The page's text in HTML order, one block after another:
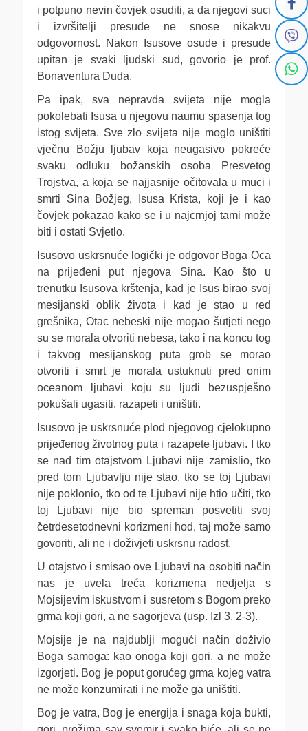
i potpuno nevin čovjek osuditi, a da njegovi suci
i izvršitelji presude ne snose nikakvu
odgovornost. Nakon Isusove osude i presude
upitan je svaki ljudski sud, govorio je prof.
Bonaventura Duda.
Pa ipak, sva nepravda svijeta nije mogla
pokolebati Isusa u njegovu naumu spasenja tog
istog svijeta. Sve zlo svijeta nije moglo uništiti
vječnu Božju ljubav koja neugasivo pokreće
svaku odluku božanskih osoba Presvetog
Trojstva, a koja se najjasnije očitovala u muci i
smrti Sina Božjeg, Isusa Krista, koji je i kao
čovjek pokazao kako se i u najcrnjoj tami može
biti i ostati Svjetlo.
Isusovo uskrsnuće logički je odgovor Boga Oca
na prijeđeni put njegova Sina. Kao što u
trenutku Isusova krštenja, kad je Isus birao svoj
mesijanski oblik života i kad je stao u red
grešnika, Otac nebeski nije mogao šutjeti nego
su se morala otvoriti nebesa, tako i na koncu tog
i takvog mesijanskog puta grob se morao
otvoriti i smrt je morala ustuknuti pred onim
oceanom ljubavi koju su ljudi bezuspješno
pokušali ugasiti, razapeti i uništiti.
Isusovo je uskrsnuće plod njegovog cjelokupno
prijeđenog životnog puta i razapete ljubavi. I tko
se nad tim otajstvom Ljubavi nije zamislio, tko
pred tom Ljubavlju nije stao, tko se toj Ljubavi
nije poklonio, tko od te Ljubavi nije htio učiti, tko
toj Ljubavi nije bio spreman posvetiti svoj
četrdesetodnevni korizmeni hod, taj može samo
govoriti, ali ne i doživjeti uskrsnu radost.
U otajstvo i smisao ove Ljubavi na osobiti način
nas je uvela treća korizmena nedjelja s
Mojsijevim iskustvom i susretom s Bogom preko
grma koji gori, a ne sagorjeva (usp. Izl 3, 2-3).
Mojsije je na najdublji mogući način doživio
Boga samoga: kao onoga koji gori, a ne može
izgorjeti. Bog je poput gorućeg grma kojeg vatra
ne može konzumirati i ne može ga uništiti.
Bog je vatra, Bog je energija i snaga koja bukti,